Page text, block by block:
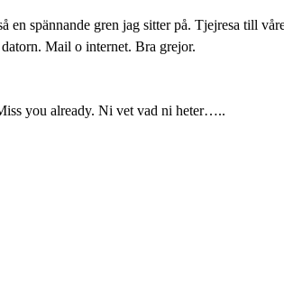
Anka – är också en
Mail o internet. Bra grejor.
you already. Ni vet vad ni heter…..